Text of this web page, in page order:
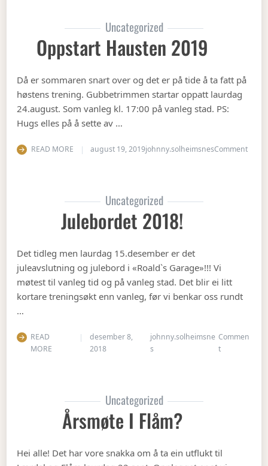
Uncategorized
Oppstart Hausten 2019
Då er sommaren snart over og det er på tide å ta fatt på
høstens trening. Gubbetrimmen startar oppatt laurdag
24.august. Som vanleg kl. 17:00 på vanleg stad. PS:
Hugs elles på å sette av …
READ MORE august 19, 2019johnny.solheimsnesCommenton
Uncategorized
Julebordet 2018!
Det tidleg men laurdag 15.desember er det
juleavslutning og julebord i «Roald`s Garage»!!! Vi
møtest til vanleg tid og på vanleg stad. Det blir ei litt
kortare treningsøkt enn vanleg, før vi benkar oss rundt
…
READ
MORE
desember 8,
2018
johnny.solheimsne
s
Commen
ton Julebordet
Uncategorized
Årsmøte I Flåm?
Hei alle! Det har vore snakka om å ta ein utflukt til